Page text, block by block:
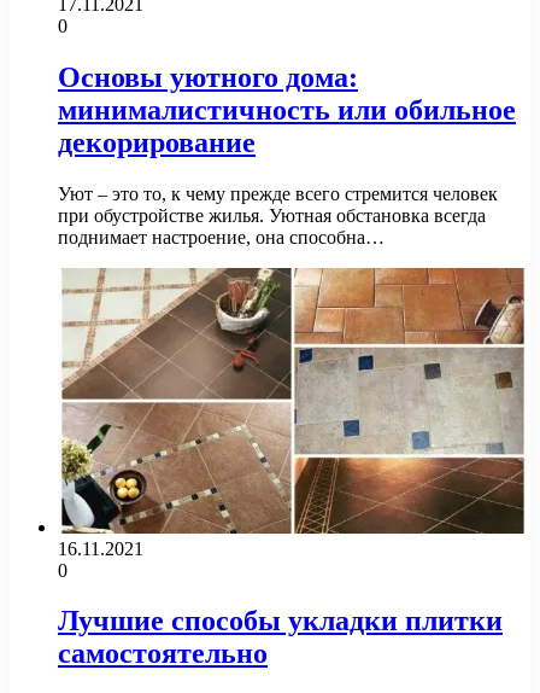
0
Основы уютного дома:
минималистичность или обильное
декорирование
Уют – это то, к чему прежде всего стремится человек
при обустройстве жилья. Уютная обстановка всегда
поднимает настроение, она способна…
16.11.2021
0
Лучшие способы укладки плитки
самостоятельно